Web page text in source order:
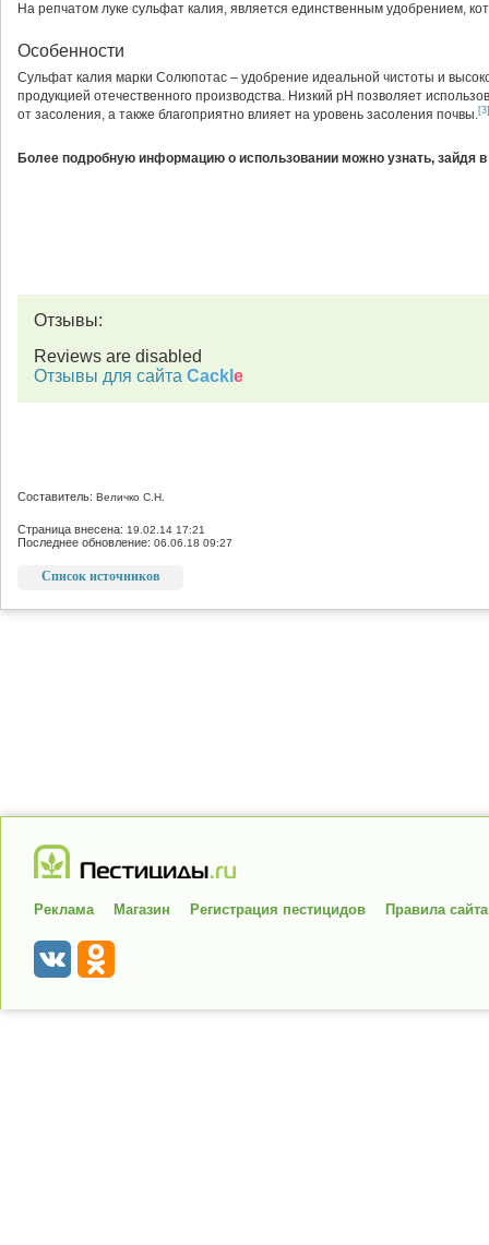
На репчатом луке сульфат калия, является единственным удобрением,
Особенности
Сульфат калия марки Солюпотас – удобрение идеальной чистоты и
продукцией отечественного производства. Низкий pH позволяет
от засоления, а также благоприятно влияет на уровень засоления почвы.[3]
Более подробную информацию о использовании можно узнать, зайдя в
Отзывы:
Reviews are disabled
Отзывы для сайта Cackl e
Составитель: Величко С.Н.
Страница внесена: 19.02.14 17:21
Последнее обновление: 06.06.18 09:27
Список источников
Реклама Магазин Регистрация пестицидов Правила сайта